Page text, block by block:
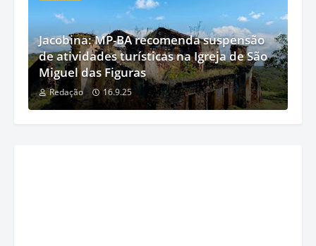
Jacobina: MP-BA recomenda suspensão
de atividades turísticas na Igreja de São
Miguel das Figuras
Redação 16.9.25